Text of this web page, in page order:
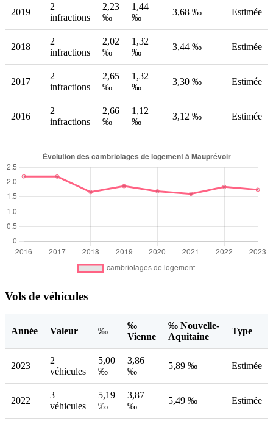
2019
2
infractions
2,23
‰
1,44
‰
3,68 ‰ Estimée
2018
2
infractions
2,02
‰
1,32
‰
3,44 ‰ Estimée
2017
2
infractions
2,65
‰
1,32
‰
3,30 ‰ Estimée
2016
2
infractions
2,66
‰
1,12
‰
3,12 ‰ Estimée
Vols de véhicules
Année Valeur ‰
‰
Vienne
‰ Nouvelle-
Aquitaine
Type
2023
2
véhicules
5,00
‰
3,86
‰
5,89 ‰ Estimée
2022
3
véhicules
5,19
‰
3,87
‰
5,49 ‰ Estimée